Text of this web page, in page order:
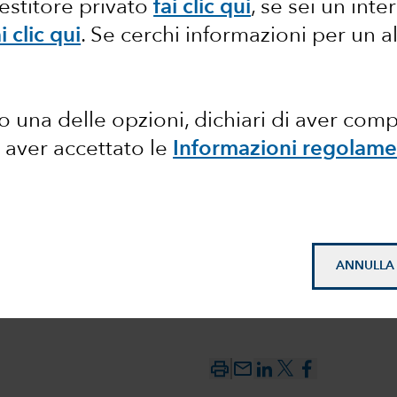
privatofai clic qui, se sei un
clic qui. Se cerchi informazioni per un
una delle opzioni, dichiari di aver
accettato le Informazioni
ANNULLA
valuta
mail_outline